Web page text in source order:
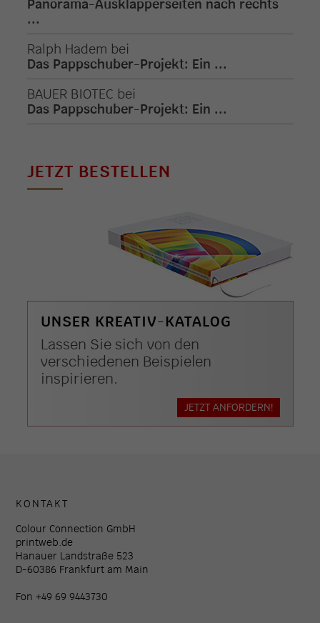
Panorama-Ausklapperseiten nach rechts
...
Ralph Hadem bei
Das Pappschuber-Projekt: Ein ...
BAUER BIOTEC bei
Das Pappschuber-Projekt: Ein ...
JETZT BESTELLEN
UNSER KREATIV-KATALOG
Lassen Sie sich von den
verschiedenen Beispielen
inspirieren.
JETZT ANFORDERN!
KONTAKT
Colour Connection GmbH
printweb.de
Hanauer Landstraße 523
D-60386 Frankfurt am Main
Fon +49 69 9443730